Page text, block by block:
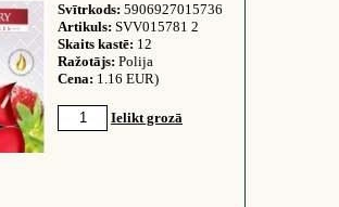
Svītrkods: 5906927015736
Artikuls: SVV015781 2
Skaits kastē: 12
Ražotājs: Polija
Cena: 1.16 EUR)
Ielikt grozā